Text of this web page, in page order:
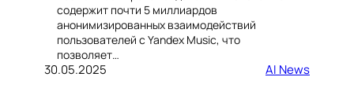
содержит почти 5 миллиардов
анонимизированных взаимодействий
пользователей с Yandex Music, что
позволяет…
30.05.2025 AI News